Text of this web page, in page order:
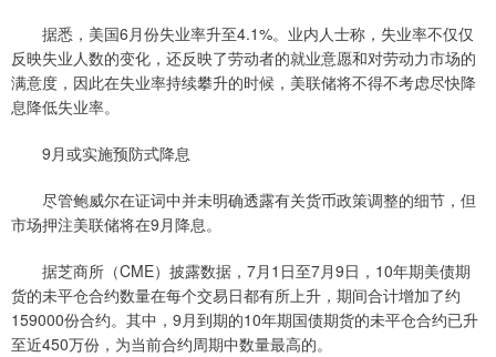
据悉，美国6月份失业率升至4.1%。业内人士称，失业率不仅仅
反映失业人数的变化，还反映了劳动者的就业意愿和对劳动力市场的
满意度，因此在失业率持续攀升的时候，美联储将不得不考虑尽快降
息降低失业率。
9月或实施预防式降息
尽管鲍威尔在证词中并未明确透露有关货币政策调整的细节，但
市场押注美联储将在9月降息。
据芝商所（CME）披露数据，7月1日至7月9日，10年期美债期
货的未平仓合约数量在每个交易日都有所上升，期间合计增加了约
159000份合约。其中，9月到期的10年期国债期货的未平仓合约已升
至近450万份，为当前合约周期中数量最高的。